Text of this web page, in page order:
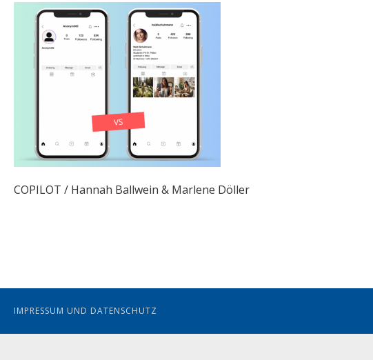
COPILOT / Hannah Ballwein & Marlene Döller
IMPRESSUM UND DATENSCHUTZ